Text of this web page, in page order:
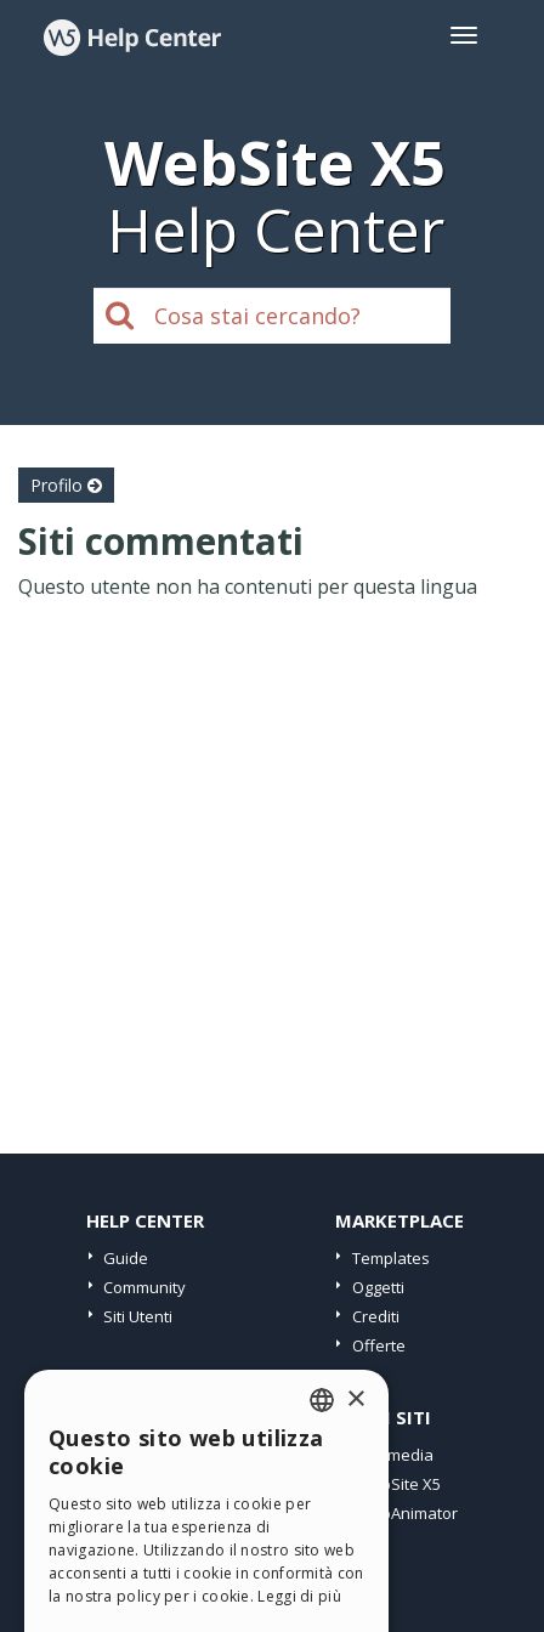
WebSite X5
Help Center
Profilo
Siti commentati
Questo utente non ha contenuti per questa lingua
HELP CENTER
Guide
Community
Siti Utenti
MARKETPLACE
Templates
Oggetti
Crediti
Offerte
I miei post
I miei Download
Spazio Web
I miei Crediti
ALTRI SITI
Incomedia
WebSite X5
WebAnimator
ENGLISH
SPANISH
PORTUGUESE
×
Questo sito web utilizza
cookie
Questo sito web utilizza i cookie per
migliorare la tua esperienza di
navigazione. Utilizzando il nostro sito web
acconsenti a tutti i cookie in conformità con
la nostra policy per i cookie. Leggi di più